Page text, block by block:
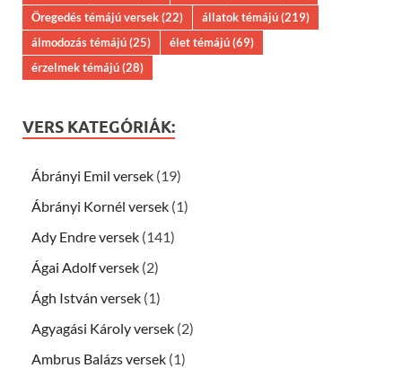
Öregedés témájú versek(22) állatok témájú(219)
álmodozás témájú(25) élet témájú(69)
érzelmek témájú(28)
VERS KATEGÓRIÁK:
Ábrányi Emil versek (19)
Ábrányi Kornél versek (1)
Ady Endre versek (141)
Ágai Adolf versek (2)
Ágh István versek (1)
Agyagási Károly versek (2)
Ambrus Balázs versek (1)